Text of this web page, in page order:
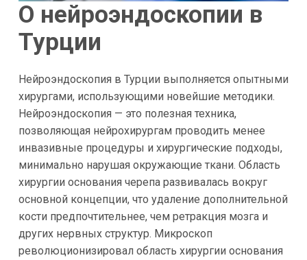
О нейроэндоскопии в
Турции
Нейроэндоскопия в Турции выполняется опытными
хирургами, использующими новейшие методики.
Нейроэндоскопия — это полезная техника,
позволяющая нейрохирургам проводить менее
инвазивные процедуры и хирургические подходы,
минимально нарушая окружающие ткани. Область
хирургии основания черепа развивалась вокруг
основной концепции, что удаление дополнительной
кости предпочтительнее, чем ретракция мозга и
других нервных структур. Микроскоп
революционизировал область хирургии основания